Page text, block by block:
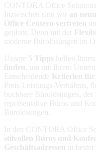
CONTORA Office
Inzwischen sind wir an
Office Centern vertreten
geplant. Denn mit der
moderne Bürolösungen im
Unsere 5 Tipps helfen Ihnen,
finden , um mit Ihrem
Entscheidende Kriterien für
Preis-Leistungs-Verhältnis,
buchbare Bürolösungen, der
repräsentative Büros und
Bürolösungen.
In den CONTORA Office
stilvollen Büros und
Geschäftsadressen in